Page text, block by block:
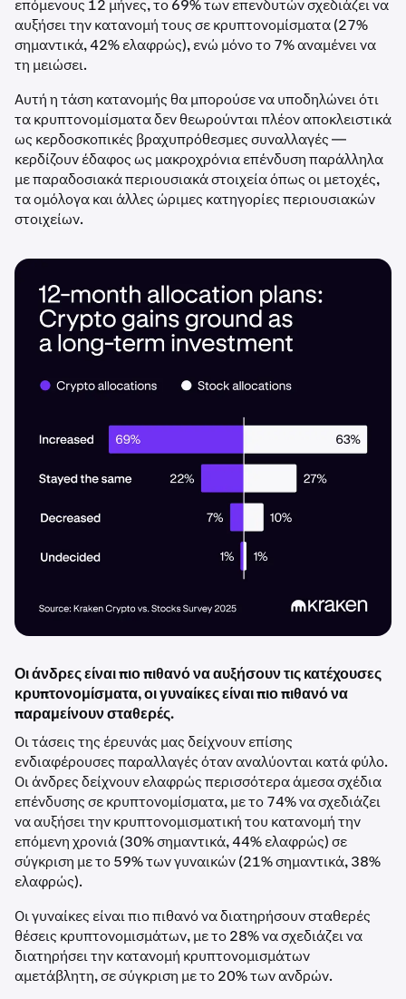
επόμενους 12 μήνες, το 69% των επενδυτών σχεδιάζει να
αυξήσει την κατανομή τους σε κρυπτονομίσματα (27%
σημαντικά, 42% ελαφρώς), ενώ μόνο το 7% αναμένει να
τη μειώσει.
Αυτή η τάση κατανομής θα μπορούσε να υποδηλώνει ότι
τα κρυπτονομίσματα δεν θεωρούνται πλέον αποκλειστικά
ως κερδοσκοπικές βραχυπρόθεσμες συναλλαγές —
κερδίζουν έδαφος ως μακροχρόνια επένδυση παράλληλα
με παραδοσιακά περιουσιακά στοιχεία όπως οι μετοχές,
τα ομόλογα και άλλες ώριμες κατηγορίες περιουσιακών
στοιχείων.
Οι άνδρες είναι πιο πιθανό να αυξήσουν τις κατέχουσες
κρυπτονομίσματα, οι γυναίκες είναι πιο πιθανό να
παραμείνουν σταθερές.
Οι τάσεις της έρευνάς μας δείχνουν επίσης
ενδιαφέρουσες παραλλαγές όταν αναλύονται κατά φύλο.
Οι άνδρες δείχνουν ελαφρώς περισσότερα άμεσα σχέδια
επένδυσης σε κρυπτονομίσματα, με το 74% να σχεδιάζει
να αυξήσει την κρυπτονομισματική του κατανομή την
επόμενη χρονιά (30% σημαντικά, 44% ελαφρώς) σε
σύγκριση με το 59% των γυναικών (21% σημαντικά, 38%
ελαφρώς).
Οι γυναίκες είναι πιο πιθανό να διατηρήσουν σταθερές
θέσεις κρυπτονομισμάτων, με το 28% να σχεδιάζει να
διατηρήσει την κατανομή κρυπτονομισμάτων
αμετάβλητη, σε σύγκριση με το 20% των ανδρών.